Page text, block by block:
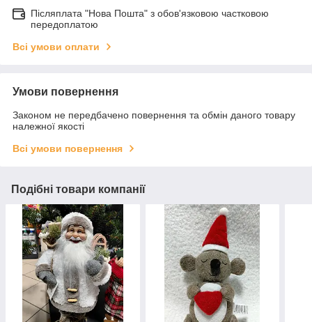
Післяплата "Нова Пошта" з обов'язковою частковою
передоплатою
Всі умови оплати
Умови повернення
Законом не передбачено повернення та обмін даного товару
належної якості
Всі умови повернення
Подібні товари компанії